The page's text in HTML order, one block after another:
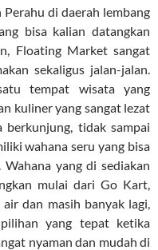
di daerah lembang
bisa kalian datangkan
Floating Market sangat
sekaligus jalan-jalan.
tempat wisata yang
kuliner yang sangat lezat
tidak sampai
wahana seru yang bisa
yang di sediakan
mulai dari Go Kart,
dan masih banyak lagi,
yang tepat ketika
nyaman dan mudah di